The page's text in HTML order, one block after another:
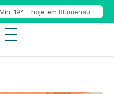
19° hoje em Blumenau